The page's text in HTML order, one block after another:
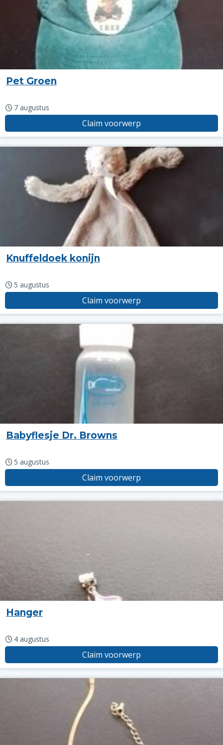
Pet Groen
7 augustus
Claim voorwerp
Knuffeldoek konijn
5 augustus
Claim voorwerp
Babyflesje Dr. Browns
5 augustus
Claim voorwerp
Hanger
4 augustus
Claim voorwerp